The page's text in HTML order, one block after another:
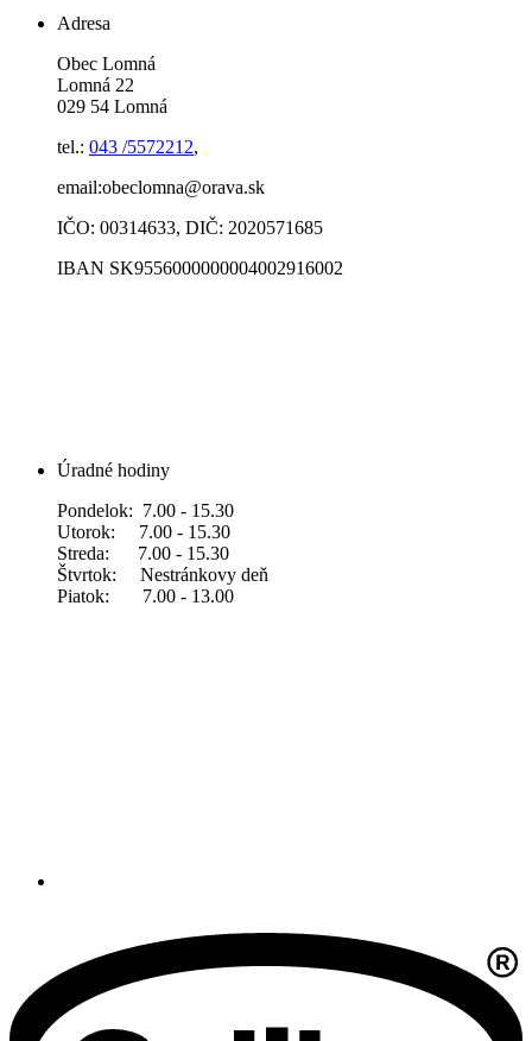
Adresa
Obec Lomná
Lomná 22
029 54 Lomná
tel.: 043 /5572212,
email:obeclomna@orava.sk
IČO: 00314633, DIČ: 2020571685
IBAN SK9556000000004002916002
Úradné hodiny
Pondelok: 7.00 - 15.30
Utorok: 7.00 - 15.30
Streda: 7.00 - 15.30
Štvrtok: Nestránkovy deň
Piatok: 7.00 - 13.00